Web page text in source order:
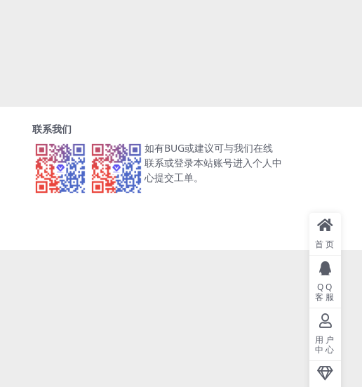
联系我们
如有BUG或建议可与我们在线
联系或登录本站账号进入个人中
心提交工单。
首页
QQ
客服
用户
中心